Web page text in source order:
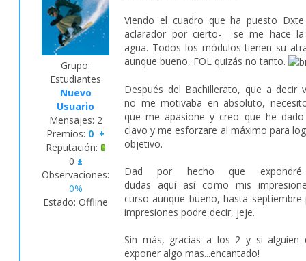
Grupo:
Estudiantes
Nuevo
Usuario
Mensajes: 2
Premios: 0 +
Reputación:
0 ±
Observaciones:
0%
Estado: Offline
Viendo el cuadro que ha puesto
aclarador por cierto- se me hace
agua. Todos los módulos tienen su
aunque bueno, FOL quizás no tanto.
Después del Bachillerato, que a decir
no me motivaba en absoluto,
que me apasione y creo que he
clavo y me esforzare al máximo para
objetivo.
Dad por hecho que
dudas aquí así como mis
curso aunque bueno, hasta septiembre
impresiones podre decir, jeje.
Sin más, gracias a los 2 y si alguien
exponer algo mas...encantado!